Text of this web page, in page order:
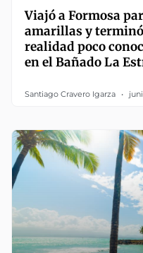
Viajó a Formosa
amarillas y
realidad poco
en el Bañado La
Santiago Cravero Igarza